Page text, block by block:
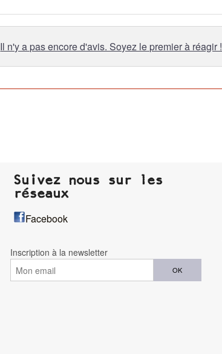
Il n'y a pas encore d'avis. Soyez le premier à réagir !
Suivez nous sur les
réseaux
Facebook
Inscription à la newsletter
OK